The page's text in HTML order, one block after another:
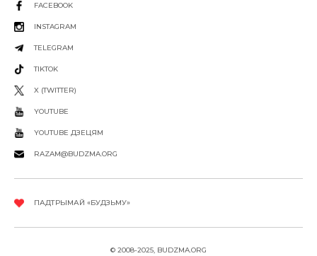
FACEBOOK
INSTAGRAM
TELEGRAM
TIKTOK
X (TWITTER)
YOUTUBE
YOUTUBE ДЗЕЦЯМ
RAZAM@BUDZMA.ORG
ПАДТРЫМАЙ «БУДЗЬМУ»
© 2008-2025, BUDZMA.ORG